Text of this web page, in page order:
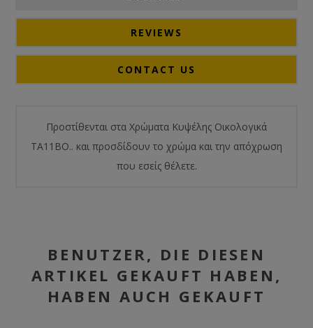
REVIEWS
CONTACT US
Προστίθενται στα Χρώματα Κυψέλης Οικολογικά
TA11BO.. και προσδίδουν το χρώμα και την απόχρωση
που εσείς θέλετε.
BENUTZER, DIE DIESEN
ARTIKEL GEKAUFT HABEN,
HABEN AUCH GEKAUFT